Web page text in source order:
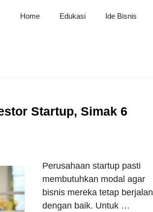
Home Edukasi Ide Bisnis
Startup, Simak 6
Perusahaan startup pasti
membutuhkan modal agar
bisnis mereka tetap berjalan
dengan baik. Untuk …